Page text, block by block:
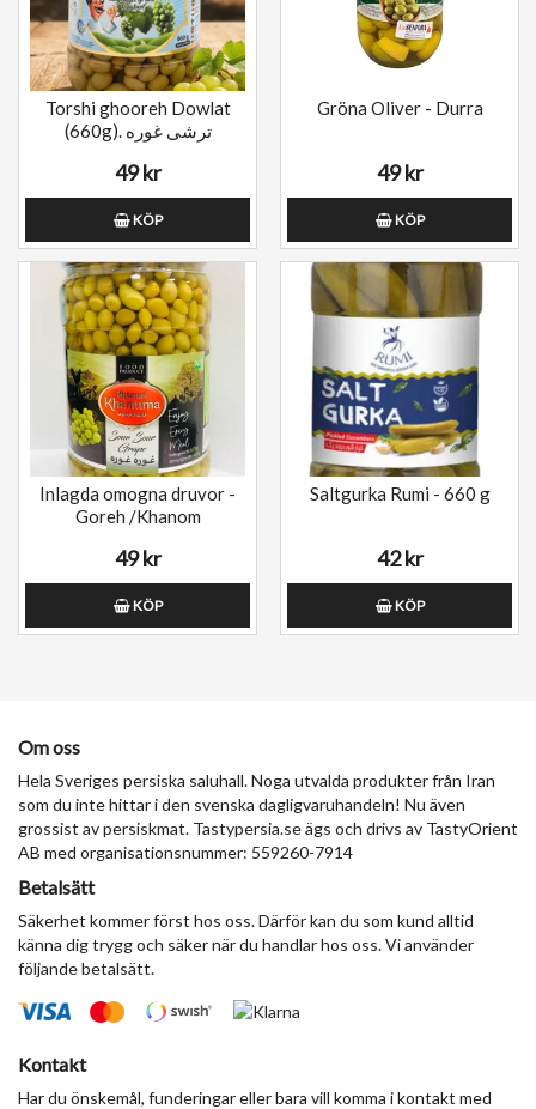
Torshi ghooreh Dowlat
(660g). ترشی غوره
49 kr
KÖP
Gröna Oliver - Durra
49 kr
KÖP
Inlagda omogna druvor -
Goreh /Khanom
49 kr
KÖP
Saltgurka Rumi - 660 g
42 kr
KÖP
Om oss
Hela Sveriges persiska saluhall. Noga utvalda produkter från Iran
som du inte hittar i den svenska dagligvaruhandeln! Nu även
grossist av persiskmat. Tastypersia.se ägs och drivs av TastyOrient
AB med organisationsnummer: 559260-7914
Betalsätt
Säkerhet kommer först hos oss. Därför kan du som kund alltid
känna dig trygg och säker när du handlar hos oss. Vi använder
följande betalsätt.
Kontakt
Har du önskemål, funderingar eller bara vill komma i kontakt med